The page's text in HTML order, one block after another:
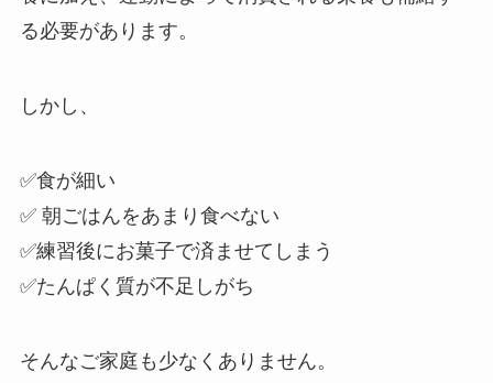
る必要があります。
しかし、
✅食が細い
✅ 朝ごはんをあまり食べない
✅練習後にお菓子で済ませてしまう
✅たんぱく質が不足しがち
そんなご家庭も少なくありません。